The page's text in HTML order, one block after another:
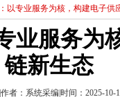
以专业服务为核，构建电子供
业服务为
链新生态
者：系统采编|时间：2025-10-